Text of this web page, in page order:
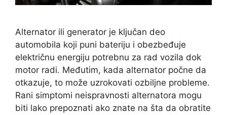
Alternator ili generator je ključan deo
automobila koji puni bateriju i obezbeđuje
električnu energiju potrebnu za rad vozila dok
motor radi. Međutim, kada alternator počne da
otkazuje, to može uzrokovati ozbiljne probleme.
Rani simptomi neispravnosti alternatora mogu
biti lako prepoznati ako znate na šta da obratite